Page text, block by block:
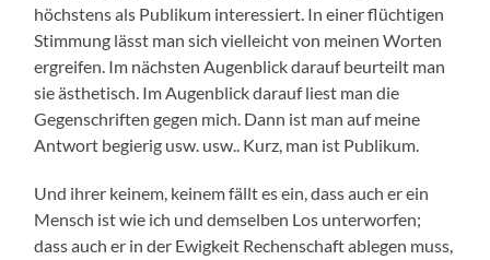
höchstens als Publikum interessiert. In einer flüchtigen
Stimmung lässt man sich vielleicht von meinen Worten
ergreifen. Im nächsten Augenblick darauf beurteilt man
sie ästhetisch. Im Augenblick darauf liest man die
Gegenschriften gegen mich. Dann ist man auf meine
Antwort begierig usw. usw.. Kurz, man ist Publikum.
Und ihrer keinem, keinem fällt es ein, dass auch er ein
Mensch ist wie ich und demselben Los unterworfen;
dass auch er in der Ewigkeit Rechenschaft ablegen muss,